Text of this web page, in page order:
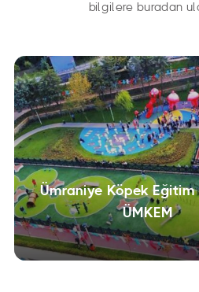
bilgilere buradan
Ümraniye Köpek Eğitim
ÜMKEM